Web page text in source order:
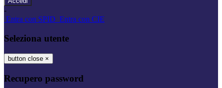
-
Entra con SPID Entra con CIE
Seleziona utente
button close ×
Recupero password